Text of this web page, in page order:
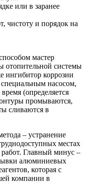
или в заранее
чистоту и порядок на
мастер
отопительной системы
ингибитор коррозии
специальным насосом,
(определяется
промываются,
сливаются в
– устранение
местах
Главный минус –
алюминиевых
которая с
компании в